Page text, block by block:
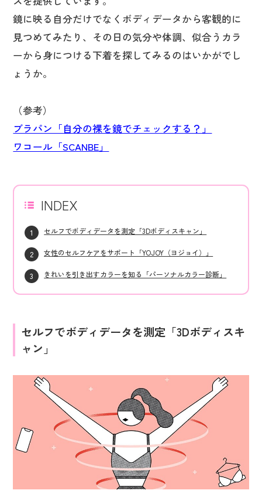
鏡に映る自分だけでなくボディデータから客観的に
見つめてみたり、その日の気分や体調、似合うカラ
ーから身につける下着を探してみるのはいかがでし
ょうか。
（参考）
ブラパン「自分の裸を鏡でチェックする？」
ワコール「SCANBE」
INDEX
セルフでボディデータを測定「3Dボディスキャン」
女性のセルフケアをサポート「YOJOY（ヨジョイ）」
きれいを引き出すカラーを知る「パーソナルカラー診断」
セルフでボディデータを測定「3Dボディスキ
ャン」